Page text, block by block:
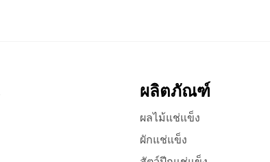
ผลิตภัณฑ์
ผลไม้แช่แข็ง
ผักแช่แข็ง